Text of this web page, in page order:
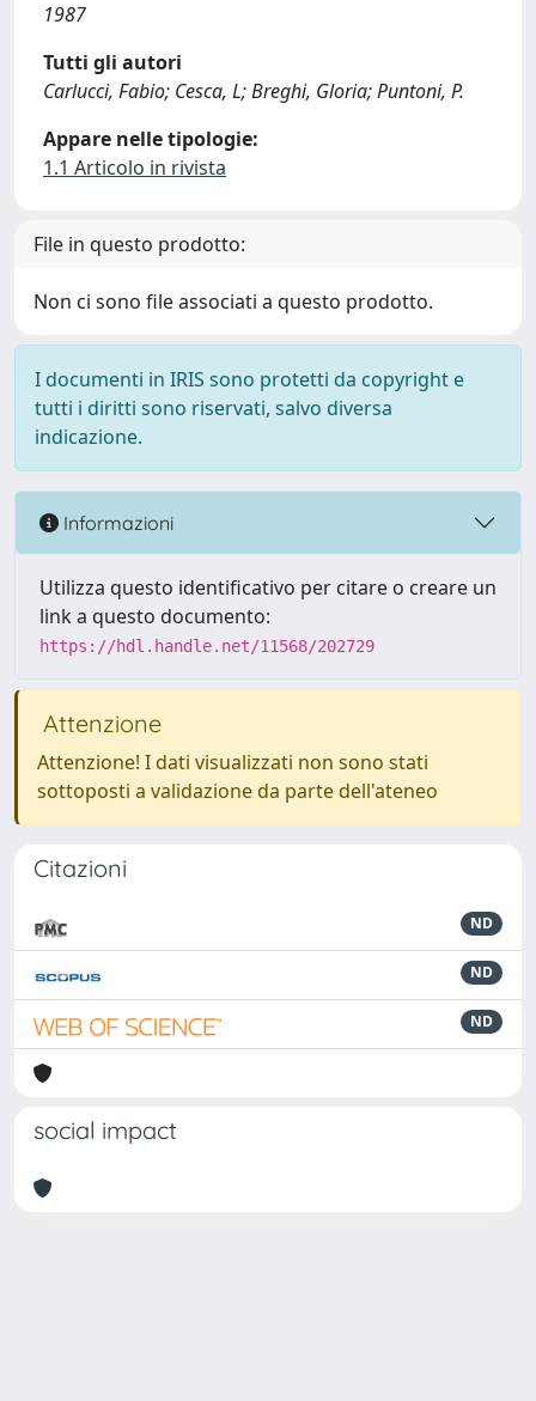
1987
Tutti gli autori
Carlucci, Fabio; Cesca, L; Breghi, Gloria; Puntoni, P.
Appare nelle tipologie:
1.1 Articolo in rivista
File in questo prodotto:
Non ci sono file associati a questo prodotto.
I documenti in IRIS sono protetti da copyright e
tutti i diritti sono riservati, salvo diversa
indicazione.
Informazioni
Utilizza questo identificativo per citare o creare un
link a questo documento:
https://hdl.handle.net/11568/202729
Attenzione
Attenzione! I dati visualizzati non sono stati
sottoposti a validazione da parte dell'ateneo
Citazioni
ND
ND
ND
social impact